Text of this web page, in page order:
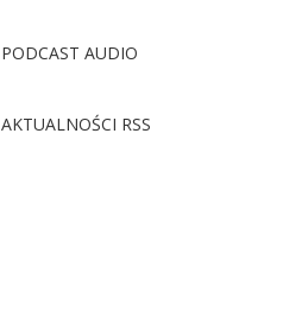
PODCAST AUDIO
AKTUALNOŚCI RSS